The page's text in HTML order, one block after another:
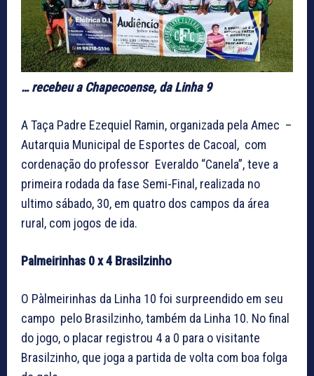
… recebeu a Chapecoense, da Linha 9
A Taça Padre Ezequiel Ramin, organizada pela Amec –
Autarquia Municipal de Esportes de Cacoal, com
cordenação do professor Everaldo “Canela”, teve a
primeira rodada da fase Semi-Final, realizada no
ultimo sábado, 30, em quatro dos campos da área
rural, com jogos de ida.
Palmeirinhas 0 x 4 Brasilzinho
O Pàlmeirinhas da Linha 10 foi surpreendido em seu
campo pelo Brasilzinho, também da Linha 10. No final
do jogo, o placar registrou 4 a 0 para o visitante
Brasilzinho, que joga a partida de volta com boa folga